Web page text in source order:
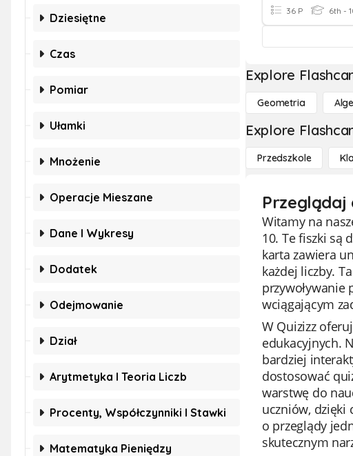
Dziesiętne
Czas
Pomiar
Ułamki
Mnożenie
Operacje Mieszane
Dane I Wykresy
Dodatek
Odejmowanie
Dział
Arytmetyka I Teoria Liczb
Procenty, Współczynniki I Stawki
Matematyka Pieniędzy
36 P 6th -
Explore
Geometria
Explore
Przedszkole
Przeglądaj
Witamy na
10. Te fiszki są
karta zawiera
każdej liczby.
przywoływanie
wciągającym
W Quizizz
edukacyjnych.
bardziej
dostosować
warstwę do
uczniów, dzięki
o przeglądy
skutecznym